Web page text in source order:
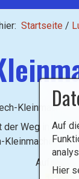
Startseite /
Kleinmacher
der Weg in die
Kleinmacher.
Aufstieg
Auf
Hier